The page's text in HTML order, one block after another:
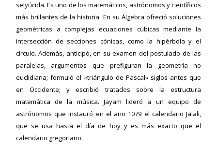
selyúcida. Es uno de los matemáticos, astrónomos y científicos
más brillantes de la historia. En su Álgebra ofreció soluciones
geométricas a complejas ecuaciones cúbicas mediante la
intersección de secciones cónicas, como la hipérbola y el
círculo. Además, anticipó, en su examen del postulado de las
paralelas, argumentos que prefiguran la geometría no
euclidiana; formuló el «triángulo de Pascal» siglos antes que
en Occidente; y escribió tratados sobre la estructura
matemática de la música. Jayam lideró a un equipo de
astrónomos que instauró en el año 1079 el calendario Jalali,
que se usa hasta el día de hoy y es más exacto que el
calendario gregoriano.